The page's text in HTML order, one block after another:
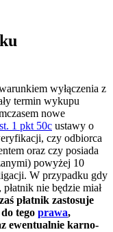
wyłączenia z
termin wykupu
nowe
1 pkt 50c ustawy o
czy odbiorca
oraz czy posiada
powyżej 10
W przypadku gdy
nie będzie miał
płatnik zastosuje
tego prawa,
ewentualnie karno-